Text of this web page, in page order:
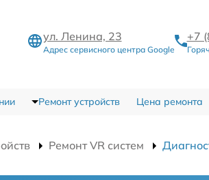
ул. Ленина, 23
Адрес сервисного центра Google
+7
Ремонт устройств Цена ремонта
Ремонт VR систем